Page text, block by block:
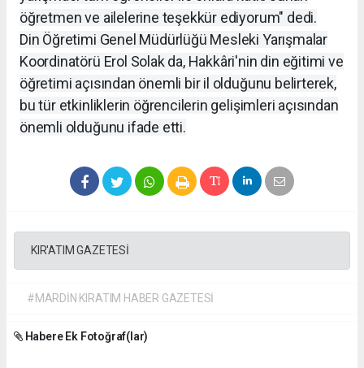
öğretmen ve ailelerine teşekkür ediyorum" dedi.
Din Öğretimi Genel Müdürlüğü Mesleki Yarışmalar
Koordinatörü Erol Solak da, Hakkâri'nin din eğitimi ve
öğretimi açısından önemli bir il olduğunu belirterek,
bu tür etkinliklerin öğrencilerin gelişimleri açısından
önemli olduğunu ifade etti.
KIR'ATIM GAZETESİ
#MARDİN KIRATIM HABER GAZETESİ
Habere Ek Fotoğraf(lar)